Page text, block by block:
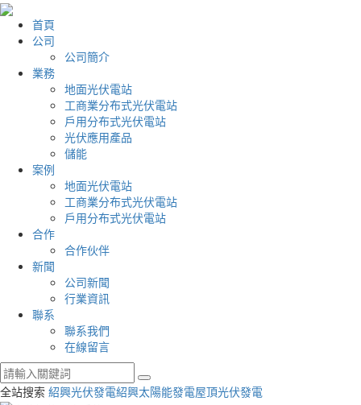
首頁
公司
公司簡介
業務
地面光伏電站
工商業分布式光伏電站
戶用分布式光伏電站
光伏應用產品
儲能
案例
地面光伏電站
工商業分布式光伏電站
戶用分布式光伏電站
合作
合作伙伴
新聞
公司新聞
行業資訊
聯系
聯系我們
在線留言
全站搜索 紹興光伏發電紹興太陽能發電屋頂光伏發電